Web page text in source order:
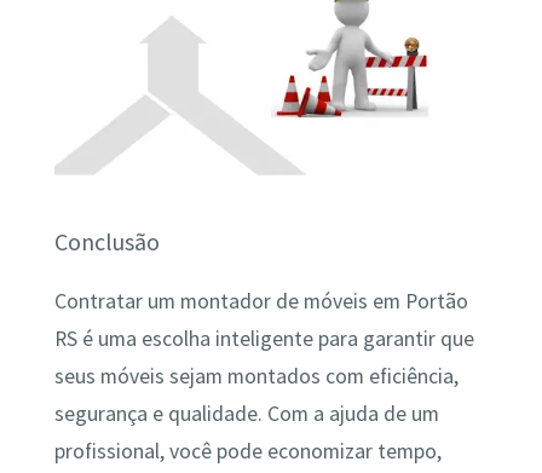
Conclusão
Contratar um montador de móveis em Portão
RS é uma escolha inteligente para garantir que
seus móveis sejam montados com eficiência,
segurança e qualidade. Com a ajuda de um
profissional, você pode economizar tempo,